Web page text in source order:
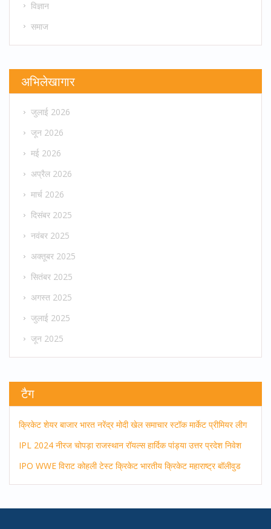
विज्ञान
समाज
अभिलेखागार
जुलाई 2026
जून 2026
मई 2026
अप्रैल 2026
मार्च 2026
दिसंबर 2025
नवंबर 2025
अक्तूबर 2025
सितंबर 2025
अगस्त 2025
जुलाई 2025
जून 2025
टैग
क्रिकेट शेयर बाजार भारत नरेंद्र मोदी खेल समाचार स्टॉक मार्केट प्रीमियर लीग
IPL 2024 नीरज चोपड़ा राजस्थान रॉयल्स हार्दिक पांड्या उत्तर प्रदेश निवेश
IPO WWE विराट कोहली टेस्ट क्रिकेट भारतीय क्रिकेट महाराष्ट्र बॉलीवुड